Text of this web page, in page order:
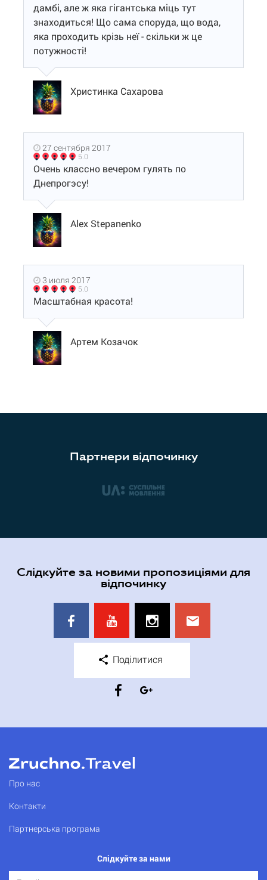
дамбі, але ж яка гігантська міць тут
знаходиться! Що сама споруда, що вода,
яка проходить крізь неї - скільки ж це
потужності!
Христинка Сахарова
27 сентября 2017
5.0
Очень классно вечером гулять по
Днепрогэсу!
Alex Stepanenko
3 июля 2017
5.0
Масштабная красота!
Артем Козачок
Партнери відпочинку
Слідкуйте за новими пропозиціями для
відпочинку
Поділитися
Про нас
Контакти
Партнерська програма
Слідкуйте за нами